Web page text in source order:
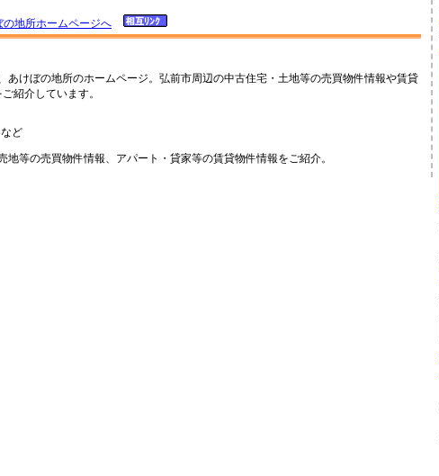
の地所ホームページへ
あけぼの地所のホームページ。弘前市周辺の中古住宅・土地等の売買物件情報や賃貸
紹介しています。
地等の売買物件情報、アパート・貸家等の賃貸物件情報をご紹介。